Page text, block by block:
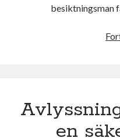
besiktningsman
en